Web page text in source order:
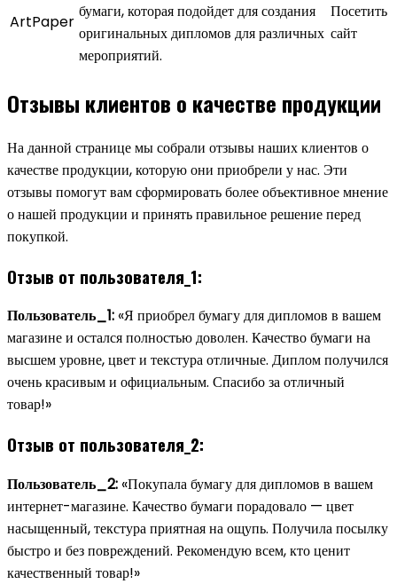
ArtPaper
бумаги, которая подойдет для создания
оригинальных дипломов для различных
мероприятий.
Посетить
сайт
Отзывы клиентов о качестве продукции
На данной странице мы собрали отзывы наших клиентов о
качестве продукции, которую они приобрели у нас. Эти
отзывы помогут вам сформировать более объективное мнение
о нашей продукции и принять правильное решение перед
покупкой.
Отзыв от пользователя_1:
Пользователь_1: «Я приобрел бумагу для дипломов в вашем
магазине и остался полностью доволен. Качество бумаги на
высшем уровне, цвет и текстура отличные. Диплом получился
очень красивым и официальным. Спасибо за отличный
товар!»
Отзыв от пользователя_2:
Пользователь_2: «Покупала бумагу для дипломов в вашем
интернет-магазине. Качество бумаги порадовало — цвет
насыщенный, текстура приятная на ощупь. Получила посылку
быстро и без повреждений. Рекомендую всем, кто ценит
качественный товар!»